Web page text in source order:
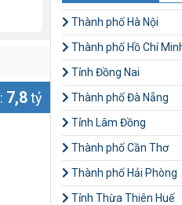
7,8tỷ
Thành phố Hà Nội
Thành phố Hồ Chí
Tỉnh Đồng Nai
Thành phố Đà Nẵng
Tỉnh Lâm Đồng
Thành phố Cần Thơ
Thành phố Hải Phòng
Tỉnh Thừa Thiên Huế